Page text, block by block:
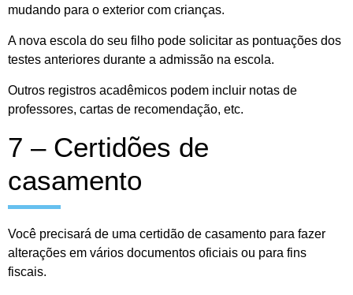
mudando para o exterior com crianças.
A nova escola do seu filho pode solicitar as pontuações dos
testes anteriores durante a admissão na escola.
Outros registros acadêmicos podem incluir notas de
professores, cartas de recomendação, etc.
7 – Certidões de
casamento
Você precisará de uma certidão de casamento para fazer
alterações em vários documentos oficiais ou para fins
fiscais.